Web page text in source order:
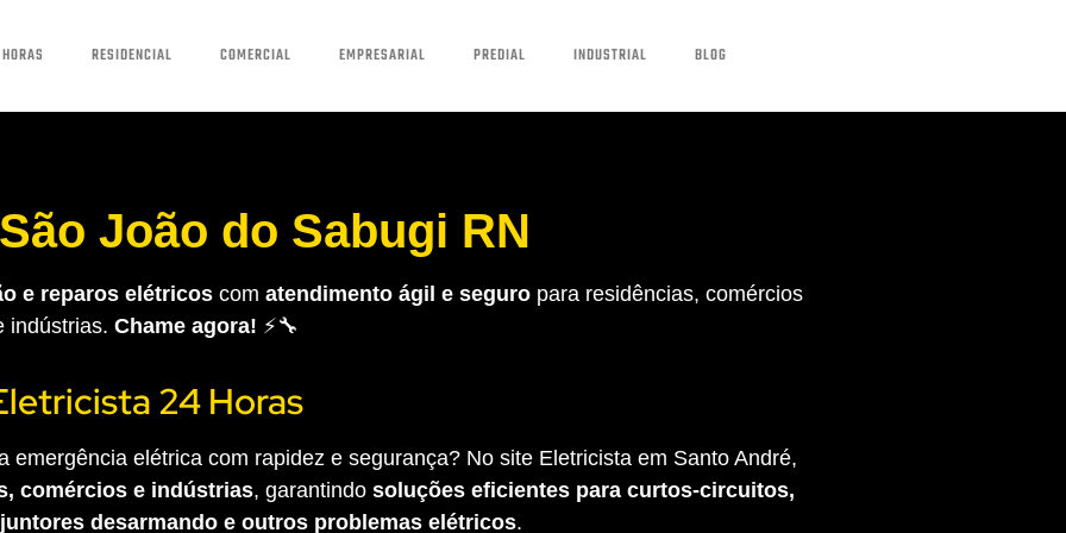
RESIDENCIAL COMERCIAL EMPRESARIAL PREDIAL INDUSTRIAL BLOG
João do Sabugi RN
e reparos elétricos com atendimento ágil e seguro para residências, comércios
indústrias. Chame agora! ⚡🔧
24 Horas
emergência elétrica com rapidez e segurança? No site Eletricista em Santo André,
comércios e indústrias, garantindo soluções eficientes para curtos-circuitos,
desarmando e outros problemas elétricos.